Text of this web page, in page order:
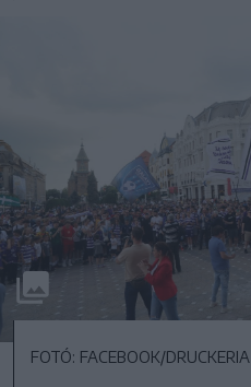
FOTÓ: FACEBOOK/DRUCKERIA